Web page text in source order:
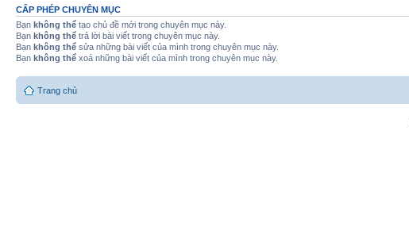
CẤP PHÉP CHUYÊN MỤC
Bạn không thể tạo chủ đề mới trong chuyên mục này.
Bạn không thể trả lời bài viết trong chuyên mục này.
Bạn không thể sửa những bài viết của mình trong chuyên mục này.
Bạn không thể xoá những bài viết của mình trong chuyên mục này.
Trang chủ